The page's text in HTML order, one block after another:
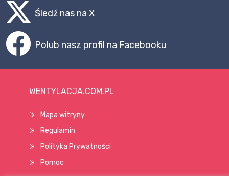
Śledź nas na X
Polub nasz profil na Facebooku
WENTYLACJA.COM.PL
Mapa witryny
Regulamin
Polityka Prywatności
Pomoc